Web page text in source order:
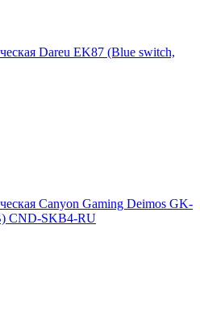
Dareu EK87 (Blue switch,
Canyon Gaming Deimos GK-
CND-SKB4-RU